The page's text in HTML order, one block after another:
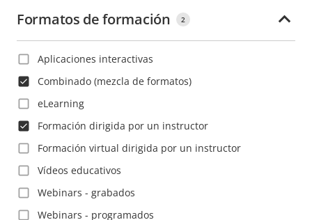
Croacia
Dinamarca
Dominica
Ecuador
El Salvador
Emiratos Árabes Unidos
Eslovaquia
Eslovenia
España
Estados Unidos de América
Rumano
Ruso
Tailandés
Vietnamita
Formatos de formación 2
Aplicaciones interactivas
Combinado (mezcla de formatos)
eLearning
Formación dirigida por un instructor
Formación virtual dirigida por un instructor
Vídeos educativos
Webinars - grabados
Webinars - programados